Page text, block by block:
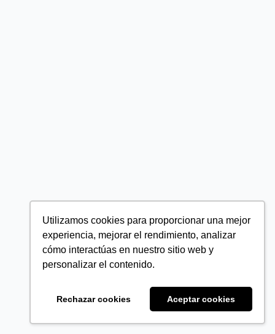
Utilizamos cookies para proporcionar una mejor
experiencia, mejorar el rendimiento, analizar
cómo interactúas en nuestro sitio web y
personalizar el contenido.
Rechazar cookies Aceptar cookies